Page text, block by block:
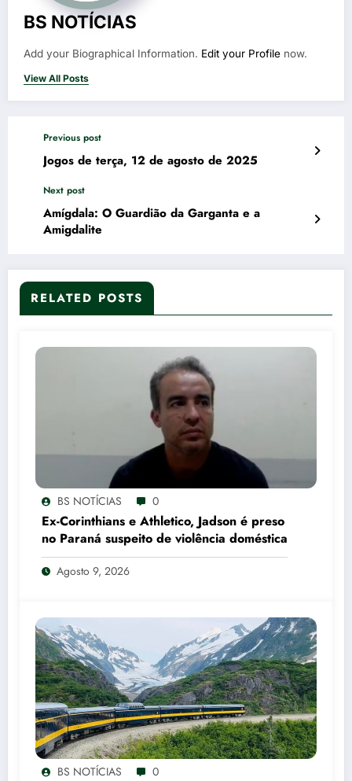
BS NOTÍCIAS
Add your Biographical Information. Edit your Profile now.
View All Posts
Previous post
Jogos de terça, 12 de agosto de 2025
Next post
Amígdala: O Guardião da Garganta e a
Amigdalite
RELATED POSTS
BS NOTÍCIAS 0
Ex-Corinthians e Athletico, Jadson é preso
no Paraná suspeito de violência doméstica
Agosto 9, 2026
BS NOTÍCIAS 0